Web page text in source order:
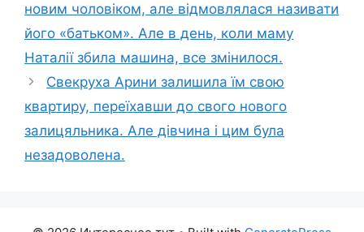
новим чоловіком, але відмовлялася називати
його «батьком». Але в день, коли маму
Наталії збила машина, все змінилося.
Свекруха Арини залишила їм свою
квартиру, переїхавши до свого нового
залицяльника. Але дівчина і цим була
незадоволена.